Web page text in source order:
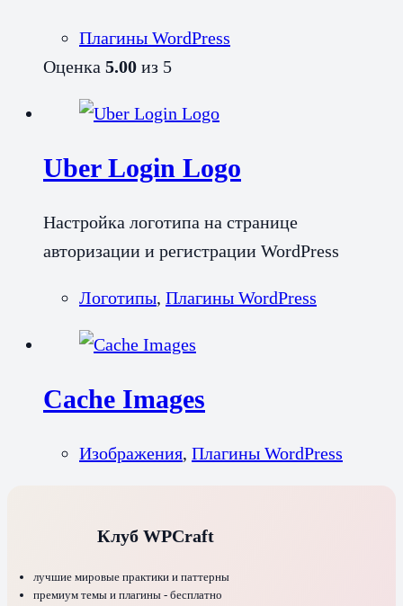
Плагины WordPress
Оценка 5.00 из 5
Uber Login Logo
Настройка логотипа на странице
авторизации и регистрации WordPress
Логотипы, Плагины WordPress
Cache Images
Изображения, Плагины WordPress
Клуб WPCraft
лучшие мировые практики и паттерны
премиум темы и плагины - бесплатно